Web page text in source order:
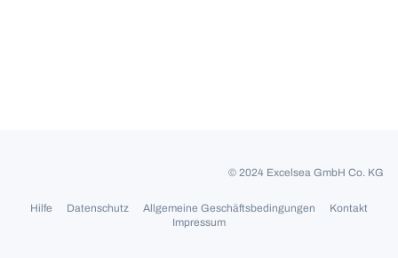
© 2024 Excelsea GmbH Co. KG
Hilfe Datenschutz Allgemeine Geschäftsbedingungen
Kontakt
Impressum